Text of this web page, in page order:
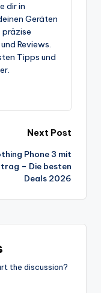
dir in
Geräten
präzise
Reviews.
Tipps und
Next Post
Phone 3 mit
– Die besten
Deals 2026
the discussion?